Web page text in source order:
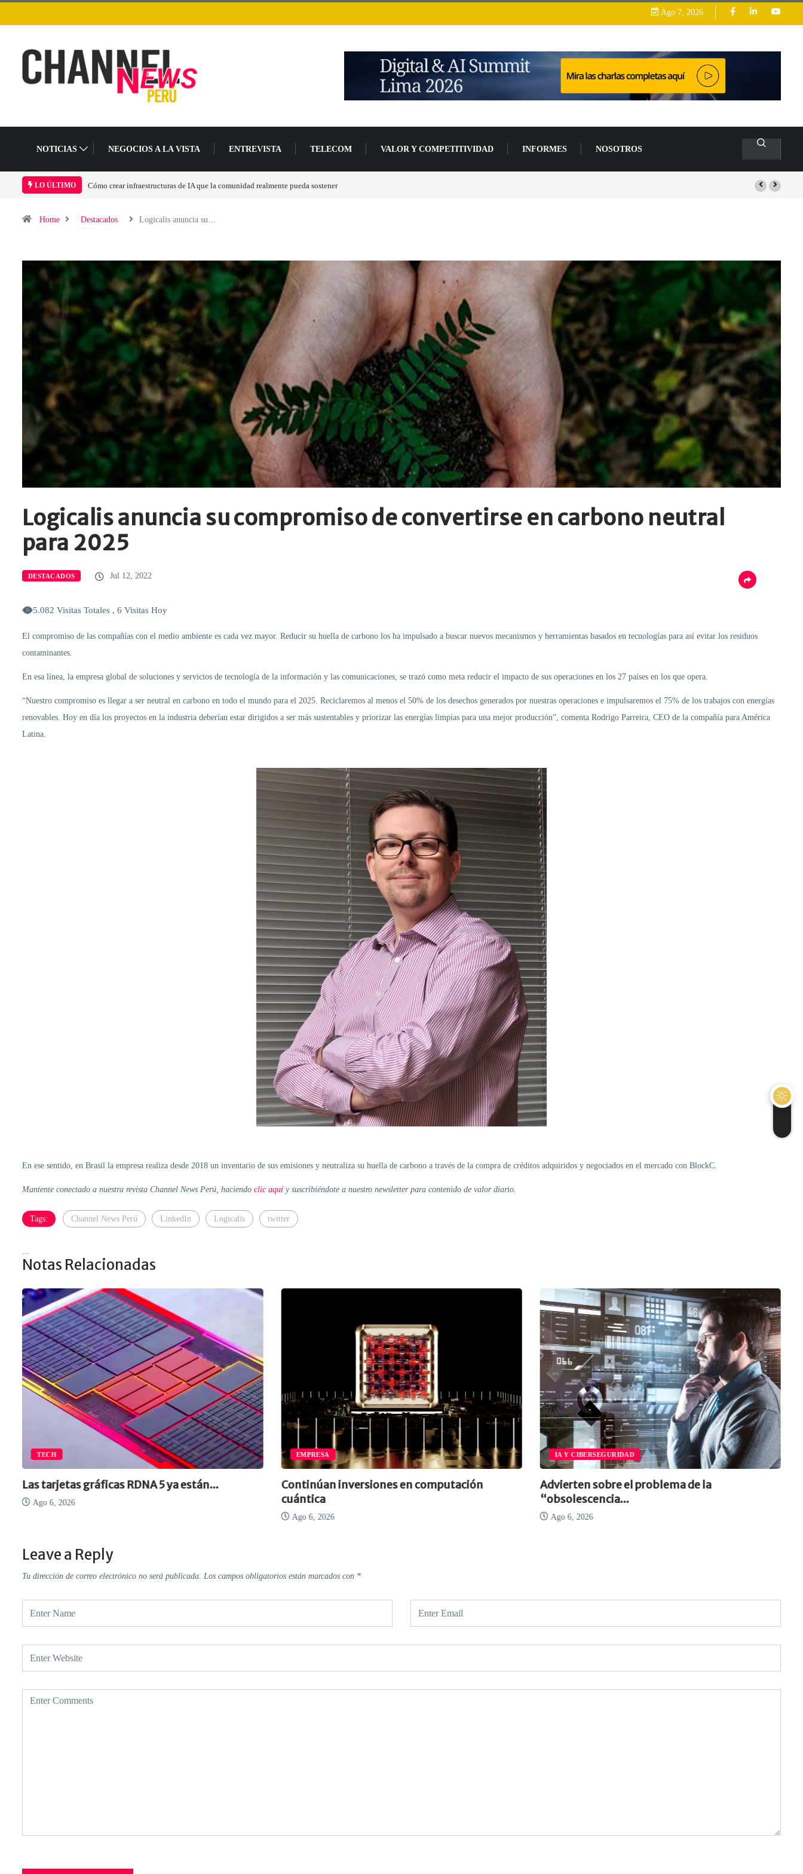
Ago 7, 2026
NOTICIAS NEGOCIOS A LA VISTA ENTREVISTA TELECOM VALOR Y COMPETITIVIDAD INFORMES NOSOTROS
LO ÚLTIMO Las tarjetas gráficas RDNA 5 ya están en fase avanzada de desarrollo
Home Destacados Logicalis anuncia su…
Logicalis anuncia su compromiso de convertirse en carbono neutral
para 2025
DESTACADOS Jul 12, 2022
5.082 Visitas Totales , 6 Visitas Hoy
El compromiso de las compañías con el medio ambiente es cada vez mayor. Reducir su huella de carbono los ha impulsado a buscar nuevos mecanismos y herramientas basados en tecnologías para así evitar los residuos
contaminantes.
En esa línea, la empresa global de soluciones y servicios de tecnología de la información y las comunicaciones, se trazó como meta reducir el impacto de sus operaciones en los 27 países en los que opera.
“Nuestro compromiso es llegar a ser neutral en carbono en todo el mundo para el 2025. Reciclaremos al menos el 50% de los desechos generados por nuestras operaciones e impulsaremos el 75% de los trabajos con energías
renovables. Hoy en día los proyectos en la industria deberían estar dirigidos a ser más sustentables y priorizar las energías limpias para una mejor producción”, comenta Rodrigo Parreira, CEO de la compañía para América
Latina.
En ese sentido, en Brasil la empresa realiza desde 2018 un inventario de sus emisiones y neutraliza su huella de carbono a través de la compra de créditos adquiridos y negociados en el mercado con BlockC.
Mantente conectado a nuestra revista Channel News Perú, haciendo clic aquíy suscribiéndote a nuestro newsletter para contenido de valor diario.
Tags: Channel News Perú LinkedIn Logicalis twitter
Notas Relacionadas
TECH
Las tarjetas gráficas RDNA 5 ya están...
Ago 6, 2026
EMPRESA
Continúan inversiones en computación
cuántica
Ago 6, 2026
IA Y CIBERSEGURIDAD
Advierten sobre el problema de la
“obsolescencia...
Ago 6, 2026
Leave a Reply
Tu dirección de correo electrónico no será publicada. Los campos obligatorios están marcados con *